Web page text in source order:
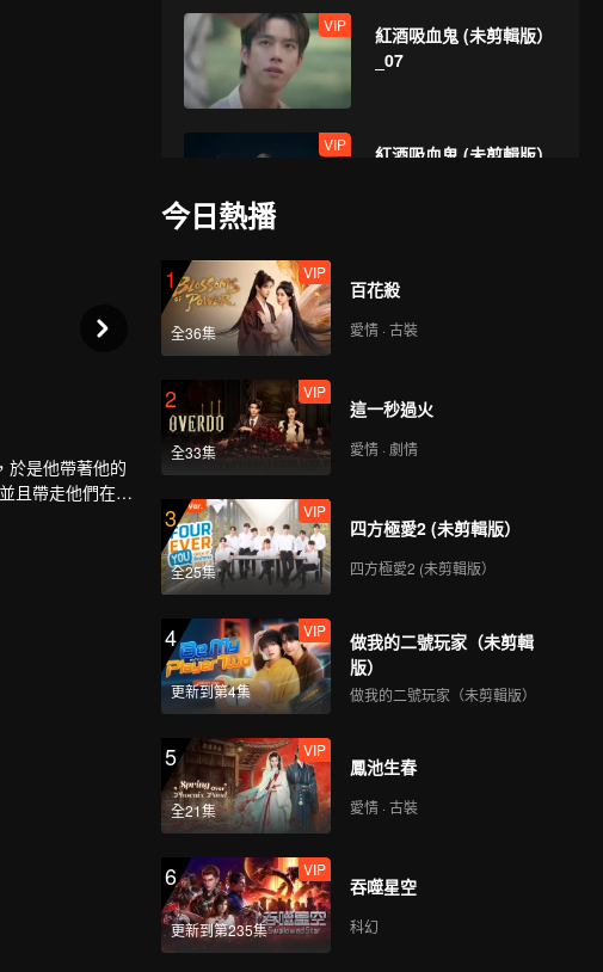
VIP
紅酒吸血鬼 (未剪輯版）
_07
VIP
紅酒吸血鬼 (未剪輯版）
於是他帶著他的
且帶走他們在平
交集。
今日熱播
1
全36集
VIP
百花殺
愛情 · 古裝
2
全33集
VIP
這一秒過火
愛情 · 劇情
3
全25集
VIP
四方極愛2 (未剪輯版）
四方極愛2 (未剪輯版）
4
更新到第4集
VIP
做我的二號玩家（未剪輯
版）
做我的二號玩家（未剪輯版）
5
全21集
VIP
鳳池生春
愛情 · 古裝
6
更新到第235集
VIP
吞噬星空
科幻